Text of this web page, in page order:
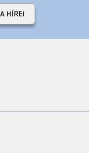
HÍREI